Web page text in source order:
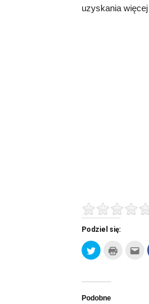
uzyskania
Podziel się:
Udostępnij
na
nowym
Kliknij
Podobne